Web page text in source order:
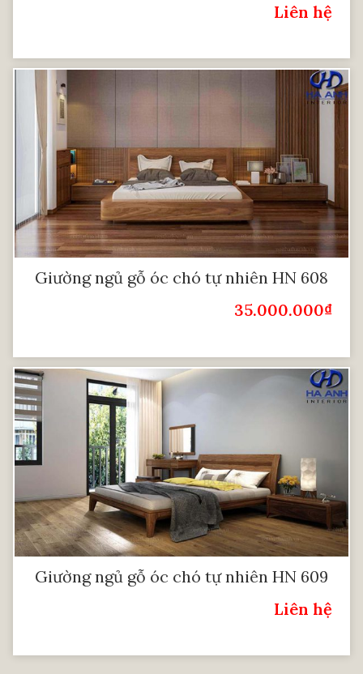
Liên hệ
Giường ngủ gỗ óc chó tự nhiên HN 608
35.000.000₫
Giường ngủ gỗ óc chó tự nhiên HN 609
Liên hệ